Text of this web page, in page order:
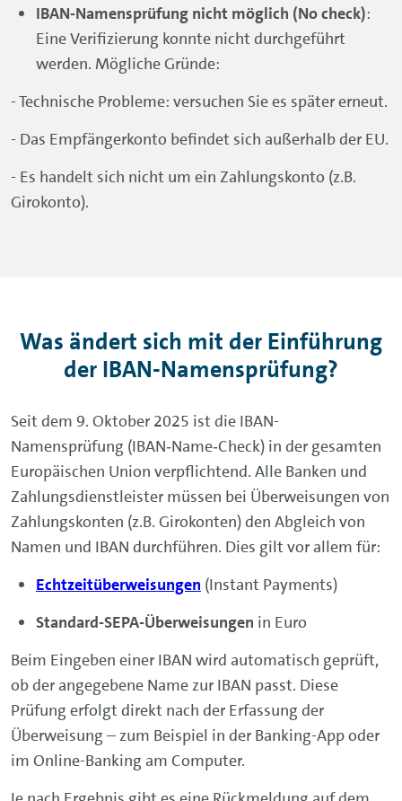
IBAN-Namensprüfung nicht möglich (No check):
Eine Verifizierung konnte nicht durchgeführt
werden. Mögliche Gründe:
- Technische Probleme: versuchen Sie es später erneut.
- Das Empfängerkonto befindet sich außerhalb der EU.
- Es handelt sich nicht um ein Zahlungskonto (z.B.
Girokonto).
Was ändert sich mit der Einführung
der IBAN-Namensprüfung?
Seit dem 9. Oktober 2025 ist die IBAN-
Namensprüfung (IBAN‑Name‑Check) in der gesamten
Europäischen Union verpflichtend. Alle Banken und
Zahlungsdienstleister müssen bei Überweisungen von
Zahlungskonten (z.B. Girokonten) den Abgleich von
Namen und IBAN durchführen. Dies gilt vor allem für:
Echtzeitüberweisungen (Instant Payments)
Standard-SEPA-Überweisungen in Euro
Beim Eingeben einer IBAN wird automatisch geprüft,
ob der angegebene Name zur IBAN passt. Diese
Prüfung erfolgt direkt nach der Erfassung der
Überweisung – zum Beispiel in der Banking-Appoder
im Online-Banking am Computer.